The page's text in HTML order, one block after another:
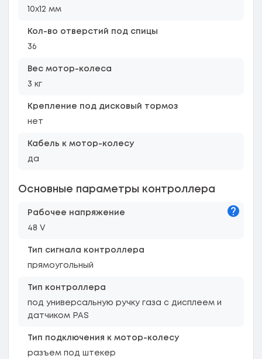
10х12 мм
Кол-во отверстий под спицы
36
Вес мотор-колеса
3 кг
Крепление под дисковый тормоз
нет
Кабель к мотор-колесу
да
Основные параметры контроллера
Рабочее напряжение
48 V
Тип сигнала контроллера
прямоугольный
Тип контроллера
под универсальную ручку газа с дисплеем и
датчиком PAS
Тип подключения к мотор-колесу
разъем под штекер